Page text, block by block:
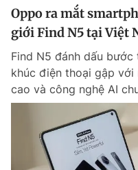
Oppo ra mắt
giới Find N5 tại Việt
Find N5 đánh dấu
khúc điện thoại gập với
cao và công nghệ AI